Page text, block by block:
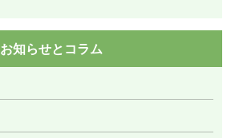
お知らせとコラム